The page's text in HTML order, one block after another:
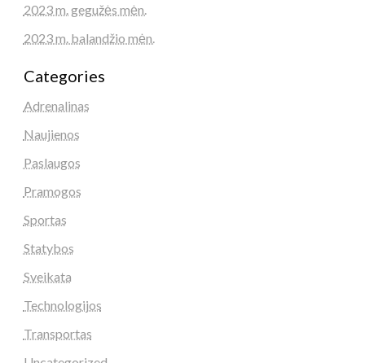
2023 m. gegužės mėn.
2023 m. balandžio mėn.
Categories
Adrenalinas
Naujienos
Paslaugos
Pramogos
Sportas
Statybos
Sveikata
Technologijos
Transportas